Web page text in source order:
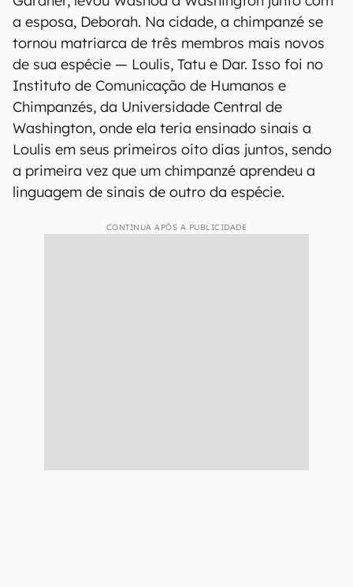
a esposa, Deborah. Na cidade, a chimpanzé se
tornou matriarca de três membros mais novos
de sua espécie — Loulis, Tatu e Dar. Isso foi no
Instituto de Comunicação de Humanos e
Chimpanzés, da Universidade Central de
Washington, onde ela teria ensinado sinais a
Loulis em seus primeiros oito dias juntos, sendo
a primeira vez que um chimpanzé aprendeu a
linguagem de sinais de outro da espécie.
CONTINUA APÓS A PUBLICIDADE